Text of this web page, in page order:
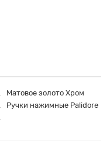
Матовое золото Хром
Ручки нажимные Palidore